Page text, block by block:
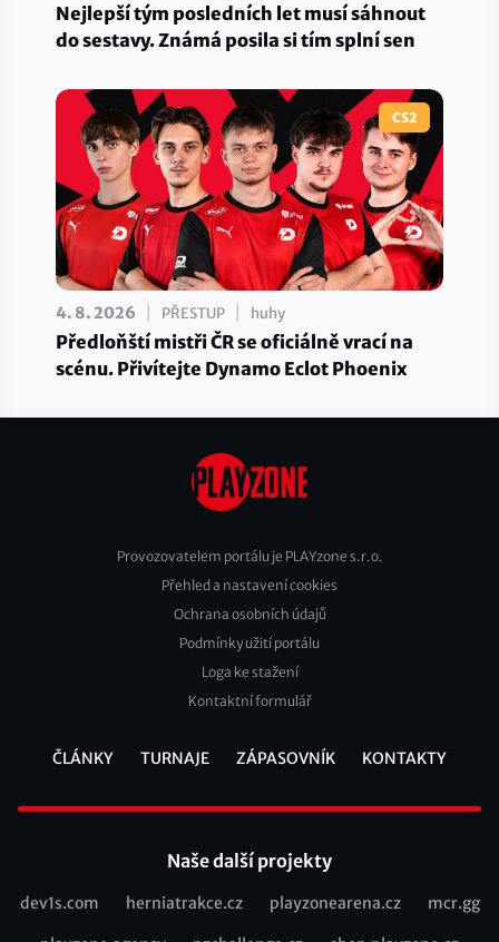
Nejlepší tým posledních let musí sáhnout
do sestavy. Známá posila si tím splní sen
CS2
4. 8. 2026 PŘESTUP huhy
Předloňští mistři ČR se oficiálně vrací na
scénu. Přivítejte Dynamo Eclot Phoenix
Footer
Provozovatelem portálu je PLAYzone s.r.o.
Přehled a nastavení cookies
Ochrana osobních údajů
Podmínky užití portálu
Loga ke stažení
Kontaktní formulář
ČLÁNKY TURNAJE ZÁPASOVNÍK KONTAKTY
Naše další projekty
dev1s.com herniatrakce.cz playzonearena.cz mcr.gg